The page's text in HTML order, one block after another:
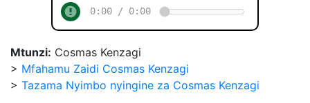
Mtunzi: Cosmas Kenzagi
> Mfahamu Zaidi Cosmas Kenzagi
> Tazama Nyimbo nyingine za Cosmas Kenzagi